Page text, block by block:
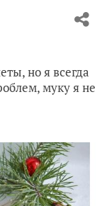
но я всегда
муку я не